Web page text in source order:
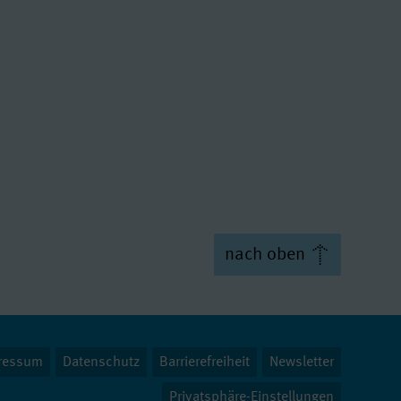
nach oben
Datenschutz Barrierefreiheit Newsletter
Privatsphäre-Einstellungen